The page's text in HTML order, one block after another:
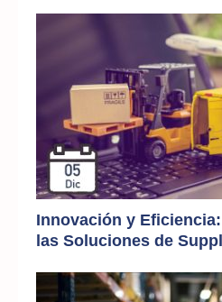
Innovación y
las Soluciones de